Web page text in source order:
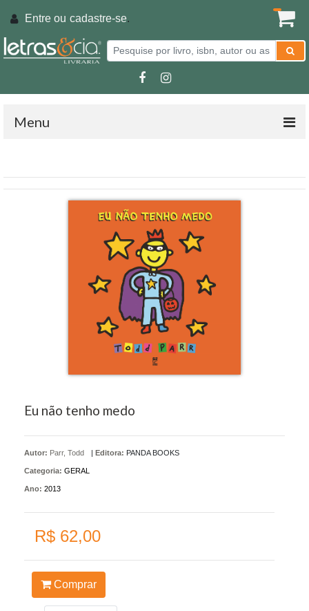
Entre ou cadastre-se.
Menu
Eu não tenho medo
Autor: Parr, Todd | Editora: PANDA BOOKS
Categoria: GERAL
Ano: 2013
R$ 62,00
Comprar